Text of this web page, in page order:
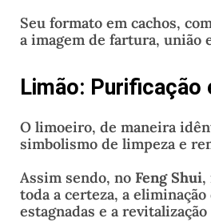
Seu formato em cachos,
a imagem de fartura, união
Limão: Purificação
O limoeiro, de maneira
simbolismo de limpeza e
Assim sendo, no Feng Shui,
toda a certeza, a
estagnadas e a revitalização